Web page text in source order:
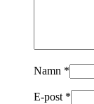
Namn *
E-post *